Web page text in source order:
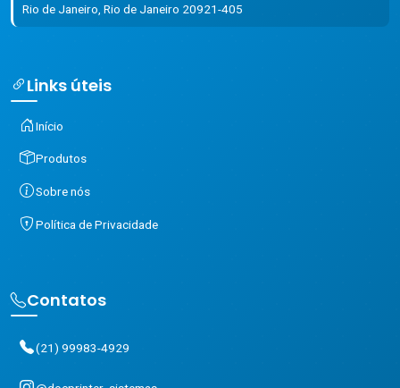
Rio de Janeiro, Rio de Janeiro 20921-405
Links úteis
Início
Produtos
Sobre nós
Política de Privacidade
Contatos
(21) 99983-4929